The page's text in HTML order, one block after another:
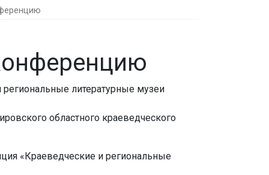
региональные литературные музеи
областного краеведческого
«Краеведческие и региональные